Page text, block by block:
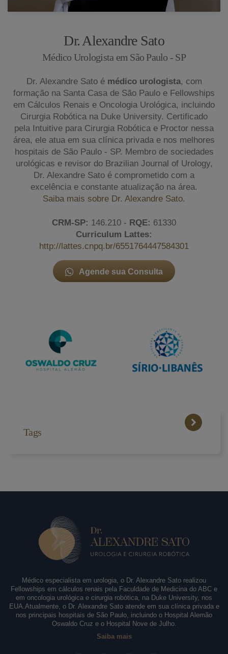
Dr. Alexandre Sato
Médico Urologista em São Paulo - SP
Dr. Alexandre Sato é médico urologista, com
formação na Santa Casa de São Paulo e Fellowships
em Cálculos Renais e Oncologia Urológica, incluindo
Cirurgia Robótica na Duke University. Certificado
pela Intuitive para Cirurgia Robótica e Proctor nessa
área, ele atua em sua clínica privada e nos melhores
hospitais de São Paulo - SP. Membro de sociedades
urológicas e revisor do Brazilian Journal of Urology,
Dr. Alexandre Sato é comprometido com a
excelência e constante atualização na área.
Saiba mais sobre Dr. Alexandre Sato.
CRM-SP: 146.210 - RQE: 61330
Curriculum Lattes:
http://lattes.cnpq.br/6551764447584301
Agende sua Consulta
Tags
Médico especialista em urologia, o Dr. Alexandre Sato realizou
Fellowships em cálculos renais pela Faculdade de Medicina do ABC e
em oncologia urológica e cirurgia robótica, na Duke University, nos
EUA.Atualmente, o Dr. Alexandre Sato atende em sua clínica privada e
nos principais hospitais de São Paulo, incluindo o Hospital Alemão
Oswaldo Cruz e o Hospital Nove de Julho.
Saiba mais